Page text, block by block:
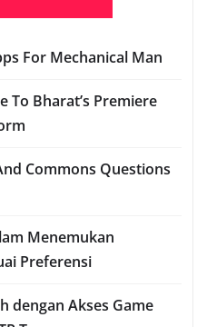
For Mechanical Man
To Bharat’s Premiere
Commons Questions
Menemukan
Preferensi
dengan Akses Game